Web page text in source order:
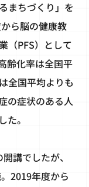
まちづくり」を
ら脳の健康教
（PFS）として
齢化率は全国平
全国平均よりも
の症状のある人
。
講でしたが、
2019年度から